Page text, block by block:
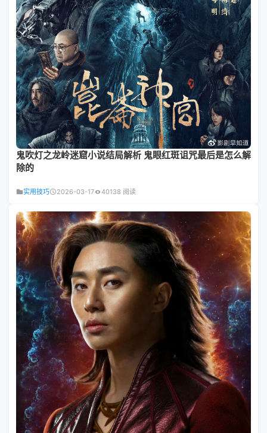
鬼吹灯之龙岭迷窟小说结局解析 鬼眼红斑诅咒最后是怎么解
除的
实用技巧 2026-03-17 40138 阅读